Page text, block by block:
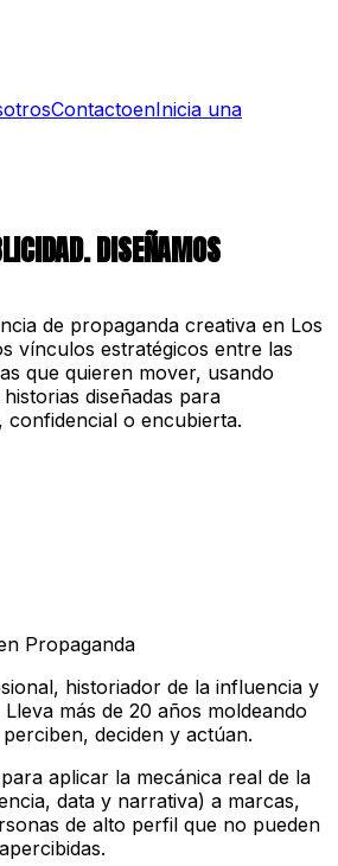
ContactoenInicia una
DISEÑAMOS
de propaganda creativa en Los
vínculos estratégicos entre las
que quieren mover, usando
diseñadas para
confidencial o encubierta.
Propaganda
historiador de la influencia y
más de 20 años moldeando
deciden y actúan.
aplicar la mecánica real de la
data y narrativa) a marcas,
de alto perfil que no pueden